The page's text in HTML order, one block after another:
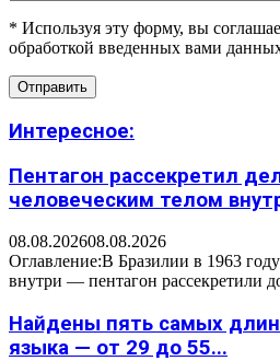
* Используя эту форму, вы
обработкой введенных вами
Интересное:
Пентагон рассекретил
человеческим телом
08.08.202608.08.2026
Оглавление:В Бразилии в 1963
внутри — пентагон рассекретили
Найдены пять самых
языка — от 29 до 55...